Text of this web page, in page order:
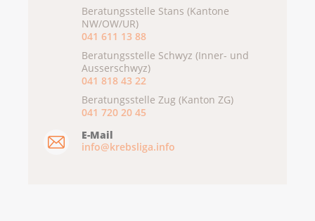
Beratungsstelle Stans (Kantone
NW/OW/UR)
041 611 13 88
Beratungsstelle Schwyz (Inner- und
Ausserschwyz)
041 818 43 22
Beratungsstelle Zug (Kanton ZG)
041 720 20 45
E-Mail
info@krebsliga.info